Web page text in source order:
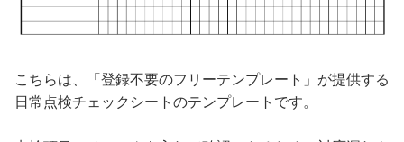
こちらは、「登録不要のフリーテンプレート」が提供する
日常点検チェックシートのテンプレートです。